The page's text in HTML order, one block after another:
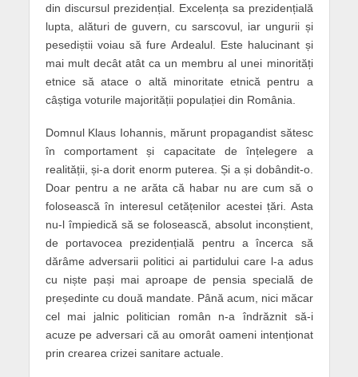
din discursul prezidențial. Excelența sa prezidențială
lupta, alături de guvern, cu sarscovul, iar ungurii și
pesediștii voiau să fure Ardealul. Este halucinant și
mai mult decât atât ca un membru al unei minorități
etnice să atace o altă minoritate etnică pentru a
câștiga voturile majorității populației din România.
Domnul Klaus Iohannis, mărunt propagandist sătesc
în comportament și capacitate de înțelegere a
realității, și-a dorit enorm puterea. Și a și dobândit-o.
Doar pentru a ne arăta că habar nu are cum să o
folosească în interesul cetățenilor acestei țări. Asta
nu-l împiedică să se folosească, absolut inconștient,
de portavocea prezidențială pentru a încerca să
dărâme adversarii politici ai partidului care l-a adus
cu niște pași mai aproape de pensia specială de
președinte cu două mandate. Până acum, nici măcar
cel mai jalnic politician român n-a îndrăznit să-i
acuze pe adversari că au omorât oameni intenționat
prin crearea crizei sanitare actuale.